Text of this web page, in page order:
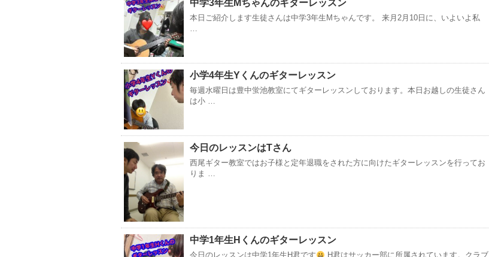
中学3年生Mちゃんのギターレッスン
本日ご紹介します生徒さんは中学3年生Mちゃんです。 来月2月10日に、いよいよ私
…
小学4年生Yくんのギターレッスン
毎週水曜日は豊中蛍池教室にてギターレッスンしております。本日お越しの生徒さん
は小 …
今日のレッスンはTさん
西尾ギター教室ではお子様と定年退職をされた方に向けたギターレッスンを行ってお
りま …
中学1年生Hくんのギターレッスン
今日のレッスンは中学1年生H君です
H君はサッカー部に所属されています。クラブ